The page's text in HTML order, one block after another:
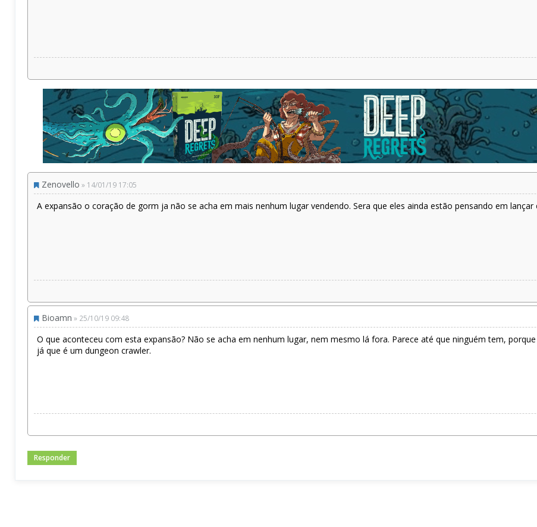
Zenovello » 14/01/19 17:05
A expansão o coração de gorm ja não se acha em mais nenhum lugar vendendo. Sera que eles ainda estão pensando em
Bioamn » 25/10/19 09:48
O que aconteceu com esta expansão? Não se acha em nenhum lugar, nem mesmo lá fora. Parece até que ninguém tem,
já que é um dungeon crawler.
Responder